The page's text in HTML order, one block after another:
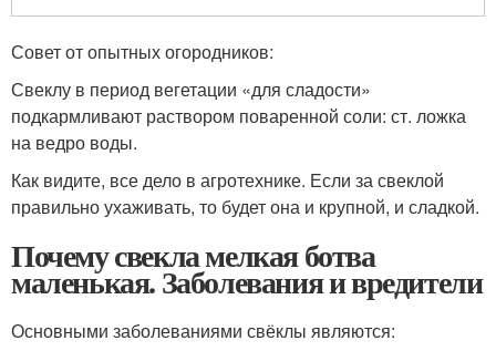
Совет от опытных огородников:
Свеклу в период вегетации «для сладости»
подкармливают раствором поваренной соли: ст. ложка
на ведро воды.
Как видите, все дело в агротехнике. Если за свеклой
правильно ухаживать, то будет она и крупной, и сладкой.
Почему свекла мелкая ботва
маленькая. Заболевания и вредители
Основными заболеваниями свёклы являются: